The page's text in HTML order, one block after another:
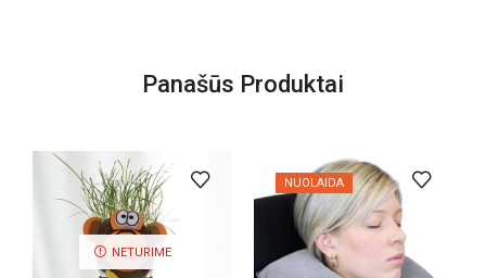
Panašūs Produktai
NETURIME
NUOLAIDA